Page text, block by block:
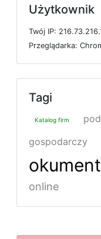
Użytkownik
Twój IP:
Przeglądarka:
Tagi
Katalog firm
gospodarczy
online